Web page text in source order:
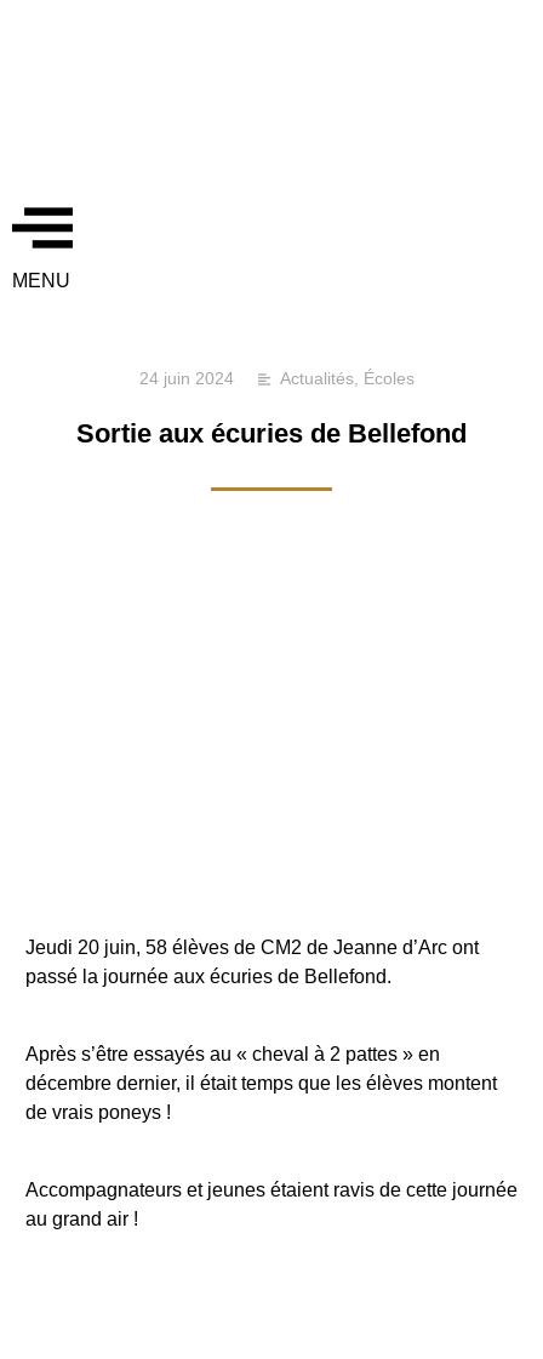
MENU
24 juin 2024 Actualités, Écoles
Sortie aux écuries de Bellefond
Jeudi 20 juin, 58 élèves de CM2 de Jeanne d’Arc ont
passé la journée aux écuries de Bellefond.
Après s’être essayés au « cheval à 2 pattes » en
décembre dernier, il était temps que les élèves montent
de vrais poneys !
Accompagnateurs et jeunes étaient ravis de cette journée
au grand air !